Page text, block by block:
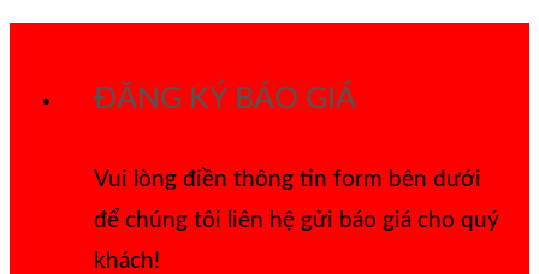
ĐĂNG KÝ BÁO GIÁ
Vui lòng điền thông tin form bên dưới
để chúng tôi liên hệ gửi báo giá cho quý
khách!